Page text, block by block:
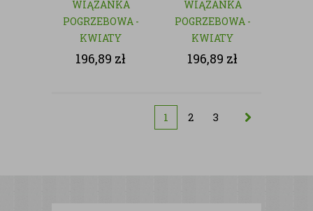
WIĄZANKA
POGRZEBOWA -
KWIATY
SZTUCZNE
196,89 zł
WIĄZANKA
POGRZEBOWA -
KWIATY
SZTUCZNE
196,89 zł
1 2 3